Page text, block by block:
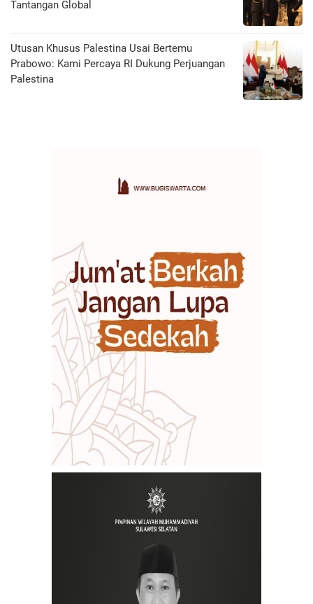
Tantangan Global
Utusan Khusus Palestina Usai Bertemu
Prabowo: Kami Percaya RI Dukung Perjuangan
Palestina